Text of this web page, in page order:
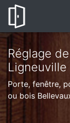
Réglage
Ligneuville
Porte, fenêtre,
ou bois